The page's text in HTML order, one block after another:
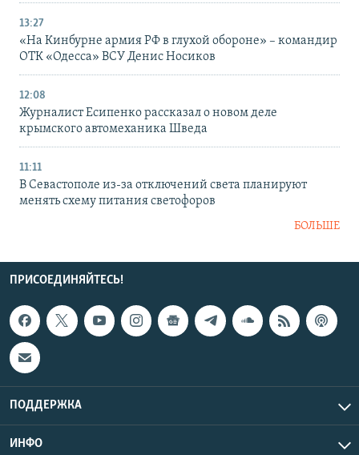
13:27
«На Кинбурне армия РФ в глухой обороне» – командир
ОТК «Одесса» ВСУ Денис Носиков
12:08
Журналист Есипенко рассказал о новом деле
крымского автомеханика Шведа
11:11
В Севастополе из-за отключений света планируют
менять схему питания светофоров
БОЛЬШЕ
ПРИСОЕДИНЯЙТЕСЬ!
ПОДДЕРЖКА
ИНФО